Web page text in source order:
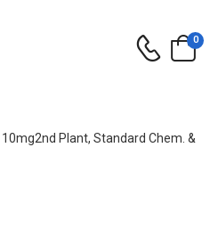
0
Plant, Standard Chem. &